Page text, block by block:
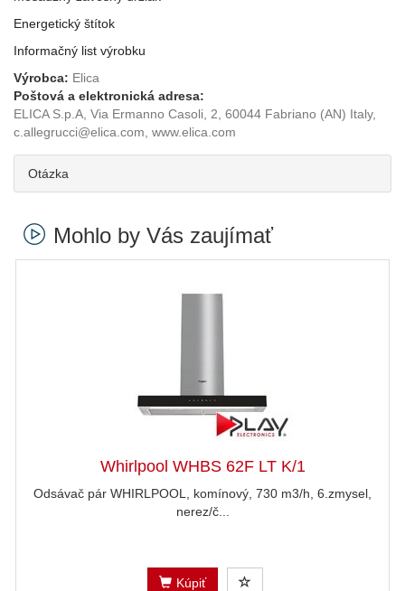
Energetický štítok
Informačný list výrobku
Výrobca: Elica
Poštová a elektronická adresa:
ELICA S.p.A, Via Ermanno Casoli, 2, 60044 Fabriano (AN) Italy,
c.allegrucci@elica.com, www.elica.com
Otázka
Mohlo by Vás zaujímať
Whirlpool WHBS 62F LT K/1
Odsávač pár WHIRLPOOL, komínový, 730 m3/h, 6.zmysel,
nerez/č...
Kúpiť